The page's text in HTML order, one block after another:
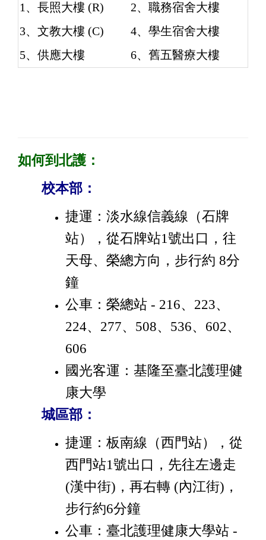
1、長照大樓 (R)
2、職務宿舍大樓
3、文教大樓 (C)
4、學生宿舍大樓
5、供應大樓
6、舊五醫療大樓
如何到北護：
校本部：
捷運：淡水線信義線（石牌
站），從石牌站1號出口，往
天母、榮總方向，步行約 8分
鐘
公車：榮總站 - 216、223、
224、277、508、536、602、
606
國光客運：基隆至臺北護理健
康大學
城區部：
捷運：板南線（西門站），從
西門站1號出口，先往左邊走
(漢中街)，再右轉 (內江街)，
步行約6分鐘
公車：臺北護理健康大學站 -